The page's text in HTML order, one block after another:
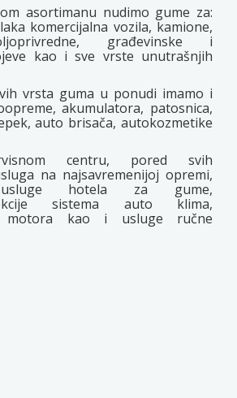
asortimanu nudimo gume za:
komercijalna vozila, kamione,
građevinske i
kao i sve vrste unutrašnjih
vrsta guma u ponudi imamo i
akumulatora, patosnica,
auto brisača, autokozmetike
centru, pored svih
na najsavremenijoj opremi,
hotela za gume,
sistema auto klima,
motora kao i usluge ručne